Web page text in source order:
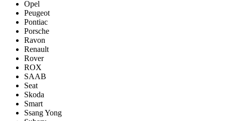
Opel
Peugeot
Pontiac
Porsсhe
Ravon
Renault
Rover
ROX
SAAB
Seat
Skoda
Smart
Ssang Yong